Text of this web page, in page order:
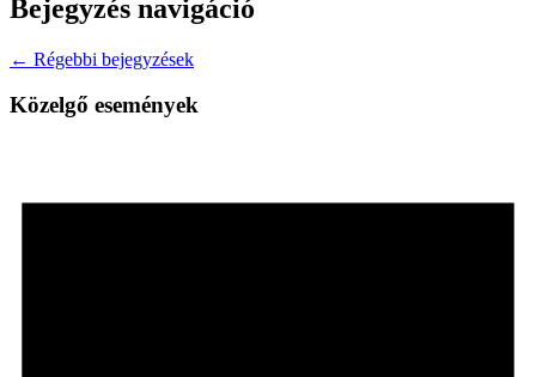
Bejegyzés navigáció
← Régebbi bejegyzések
Közelgő események